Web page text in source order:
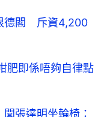
德閣 斥資4,200
肥即係唔夠自律點
張達明坐輪椅：